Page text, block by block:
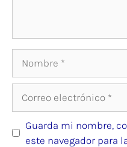
electrónico
Guarda mi nombre,
este navegador para